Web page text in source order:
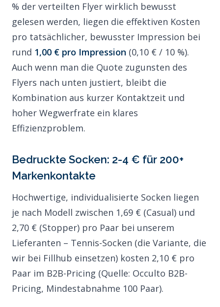
% der verteilten Flyer wirklich bewusst
gelesen werden, liegen die effektiven Kosten
pro tatsächlicher, bewusster Impression bei
rund 1,00 € pro Impression (0,10 € / 10 %).
Auch wenn man die Quote zugunsten des
Flyers nach unten justiert, bleibt die
Kombination aus kurzer Kontaktzeit und
hoher Wegwerfrate ein klares
Effizienzproblem.
Bedruckte Socken: 2-4 € für 200+
Markenkontakte
Hochwertige, individualisierte Socken liegen
je nach Modell zwischen 1,69 € (Casual) und
2,70 € (Stopper) pro Paar bei unserem
Lieferanten – Tennis-Socken (die Variante, die
wir bei Fillhub einsetzen) kosten 2,10 € pro
Paar im B2B-Pricing (Quelle: Occulto B2B-
Pricing, Mindestabnahme 100 Paar).